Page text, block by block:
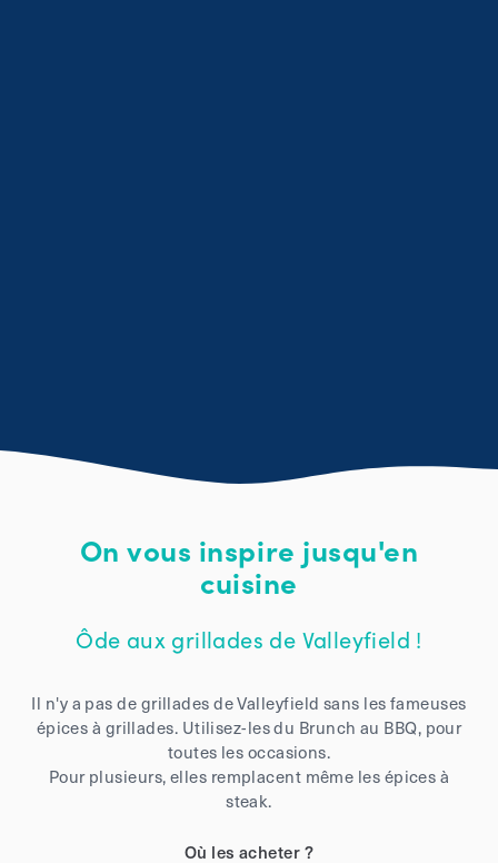
On vous inspire jusqu'en
cuisine
Ôde aux grillades de Valleyfield !
Il n'y a pas de grillades de Valleyfield sans les fameuses
épices à grillades. Utilisez-les du Brunch au BBQ, pour
toutes les occasions.
Pour plusieurs, elles remplacent même les épices à
steak.
Où les acheter ?